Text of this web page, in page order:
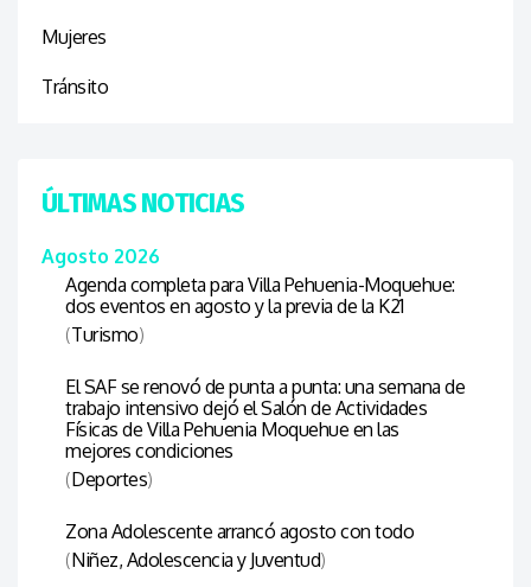
Mujeres
Tránsito
ÚLTIMAS NOTICIAS
Agosto 2026
Agenda completa para Villa Pehuenia-Moquehue:
dos eventos en agosto y la previa de la K21
(Turismo)
El SAF se renovó de punta a punta: una semana de
trabajo intensivo dejó el Salón de Actividades
Físicas de Villa Pehuenia Moquehue en las
mejores condiciones
(Deportes)
Zona Adolescente arrancó agosto con todo
(Niñez, Adolescencia y Juventud)